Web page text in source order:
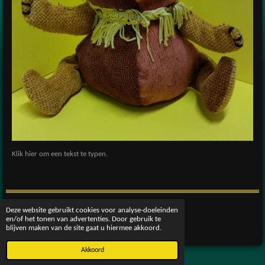
Deze website gebruikt cookies voor analyse-doeleinden
en/of het tonen van advertenties. Door gebruik te
blijven maken van de site gaat u hiermee akkoord.
Akkoord
Klik hier om een tekst te typen.
© 2016 - 2026 patscreativeworld
Powered by JouwWeb